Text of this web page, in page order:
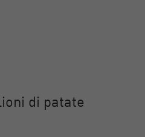
di patate